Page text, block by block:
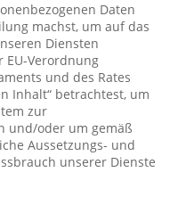
Daten
machst, um auf das
Diensten
EU-Verordnung
und des Rates
Inhalt“ betrachtest, um
zur
und/oder um gemäß
Aussetzungs- und
unserer Dienste